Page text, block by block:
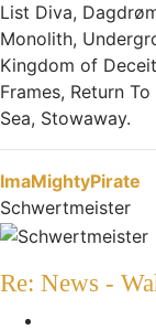
List Diva,
Monolith,
Kingdom of
Frames, Return
Sea, Stowaway.
Nach oben
ImaMightyPirate
Schwertmeister
Re: News -